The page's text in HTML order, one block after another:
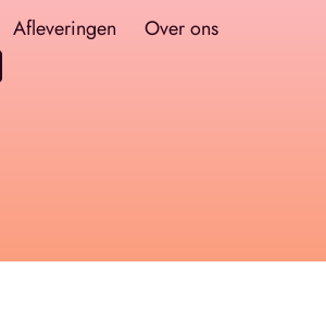
Afleveringen Over ons